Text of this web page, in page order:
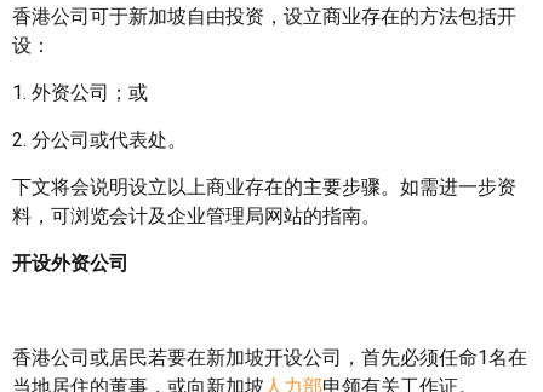
香港公司可于新加坡自由投资，设立商业存在的方法包括开
设：
1. 外资公司；或
2. 分公司或代表处。
下文将会说明设立以上商业存在的主要步骤。如需进一步资
料，可浏览会计及企业管理局网站的指南。
开设外资公司
香港公司或居民若要在新加坡开设公司，首先必须任命1名在
当地居住的董事，或向新加坡人力部申领有关工作证。